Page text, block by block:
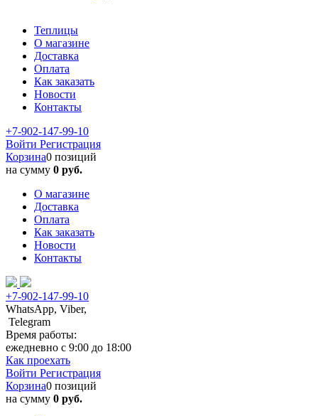
Теплицы
О магазине
Доставка
Оплата
Как заказать
Новости
Контакты
+7-902-147-99-10
Войти Регистрация
Корзина0 позиций
на сумму 0 руб.
О магазине
Доставка
Оплата
Как заказать
Новости
Контакты
+7-902-147-99-10
WhatsApp, Viber,
Telegram
Время работы:
ежедневно с 9:00 до 18:00
Как проехать
Войти Регистрация
Корзина0 позиций
на сумму 0 руб.